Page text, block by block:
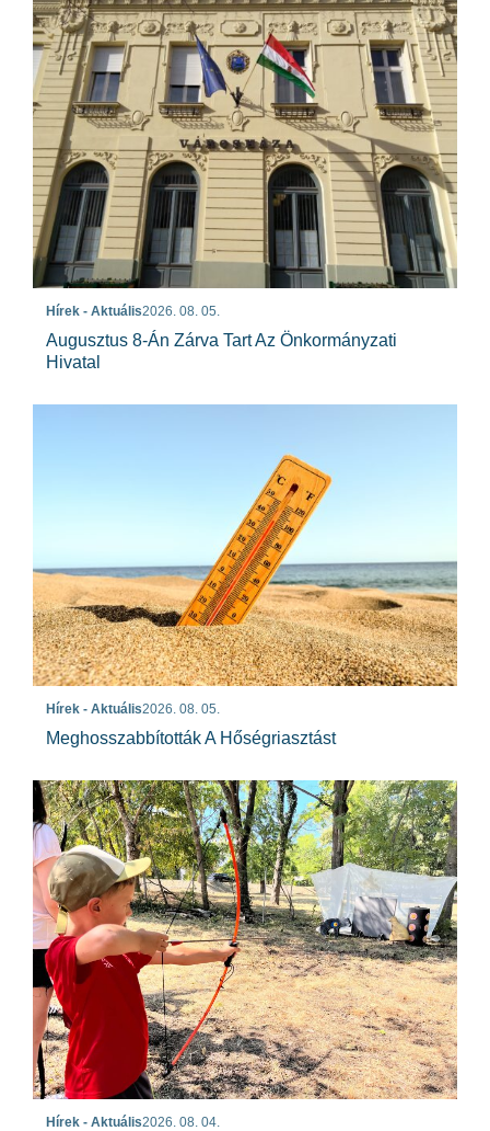
Hírek - Aktuális2026. 08. 05.
Augusztus 8-Án Zárva Tart Az Önkormányzati
Hivatal
Hírek - Aktuális2026. 08. 05.
Meghosszabbították A Hőségriasztást
Hírek - Aktuális2026. 08. 04.